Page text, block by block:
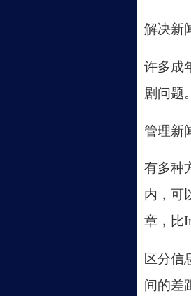
解决新
许多成
剧问题
管理新
有多种
内，可
章，比
区分信
间的差